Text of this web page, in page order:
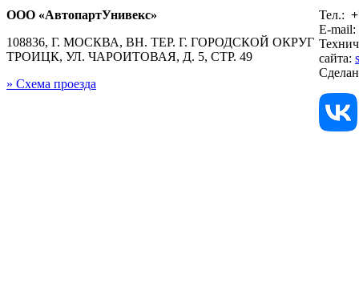
ООО «АвтопартУнивекс»
108836, Г. МОСКВА, ВН. ТЕР. Г. ГОРОДСКОЙ ОКРУГ
ТРОИЦК, УЛ. ЧАРОИТОВАЯ, Д. 5, СТР. 49
» Схема проезда
Тел.:
E-mail:
сайта: